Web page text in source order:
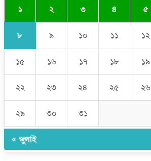
১ ২ ৩ ৪ ৫
৮ ৯ ১০ ১১ ১২
১৫ ১৬ ১৭ ১৮ ১৯
২২ ২৩ ২৪ ২৫ ২৬
২৯ ৩০ ৩১
« জুলাই